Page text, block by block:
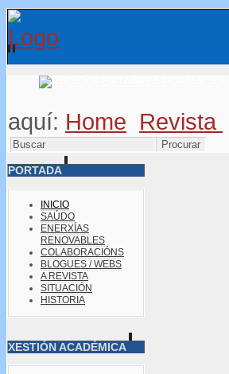
aquí: Home Revista
PORTADA
INICIO
SAÚDO
ENERXÍAS
RENOVABLES
COLABORACIÓNS
BLOGUES / WEBS
A REVISTA
SITUACIÓN
HISTORIA
XESTIÓN ACADÉMICA